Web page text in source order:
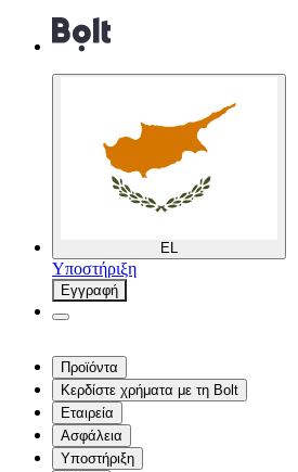
EL
Υποστήριξη
Εγγραφή
Προϊόντα
Κερδίστε χρήματα με τη Bolt
Εταιρεία
Ασφάλεια
Υποστήριξη